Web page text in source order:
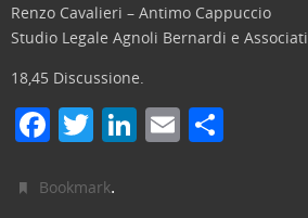
Renzo Cavalieri – Antimo Cappuccio
Studio Legale Agnoli Bernardi e Associati
18,45 Discussione.
F
c
T
itt
Li E
Bookmark.